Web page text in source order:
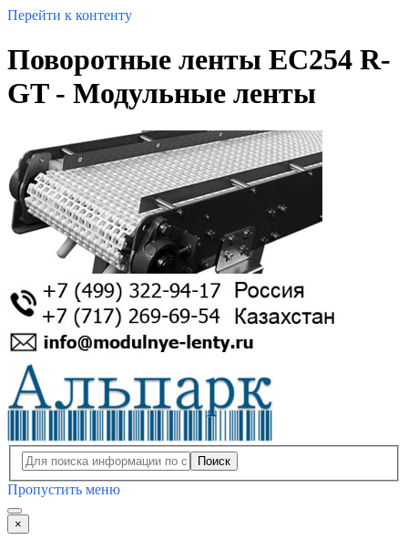
Перейти к контенту
Поворотные ленты EC254 R-
GT - Модульные ленты
Поиск
Пропустить меню
×